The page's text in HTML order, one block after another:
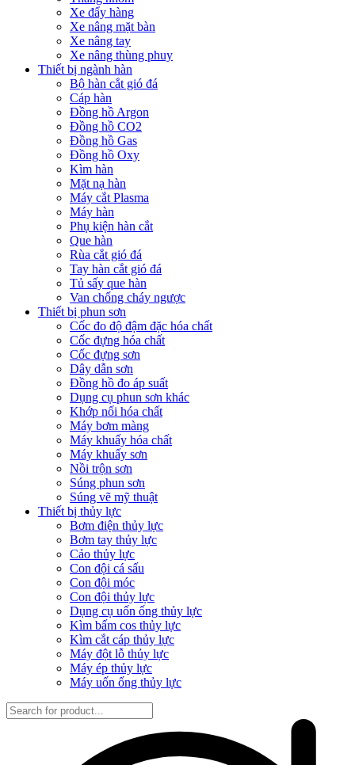
Xe đẩy hàng
Xe nâng mặt bàn
Xe nâng tay
Xe nâng thùng phuy
Thiết bị ngành hàn
Bộ hàn cắt gió đá
Cáp hàn
Đồng hồ Argon
Đồng hồ CO2
Đồng hồ Gas
Đồng hồ Oxy
Kìm hàn
Mặt nạ hàn
Máy cắt Plasma
Máy hàn
Phụ kiện hàn cắt
Que hàn
Rùa cắt gió đá
Tay hàn cắt gió đá
Tủ sấy que hàn
Van chống cháy ngược
Thiết bị phun sơn
Cốc đo độ đậm đặc hóa chất
Cốc đựng hóa chất
Cốc đựng sơn
Dây dẫn sơn
Đồng hồ đo áp suất
Dụng cụ phun sơn khác
Khớp nối hóa chất
Máy bơm màng
Máy khuấy hóa chất
Máy khuấy sơn
Nồi trộn sơn
Súng phun sơn
Súng vẽ mỹ thuật
Thiết bị thủy lực
Bơm điện thủy lực
Bơm tay thủy lực
Cảo thủy lực
Con đội cá sấu
Con đội móc
Con đội thủy lực
Dụng cụ uốn ống thủy lực
Kìm bấm cos thủy lực
Kìm cắt cáp thủy lực
Máy đột lỗ thủy lực
Máy ép thủy lực
Máy uốn ống thủy lực